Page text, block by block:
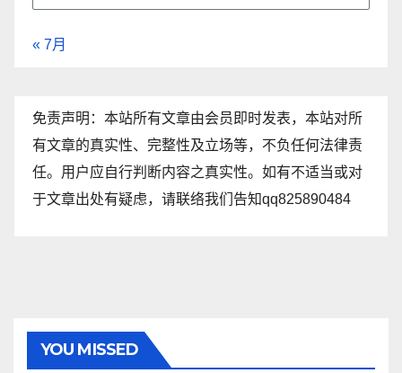
« 7月
免责声明：本站所有文章由会员即时发表，本站对所
有文章的真实性、完整性及立场等，不负任何法律责
任。用户应自行判断内容之真实性。如有不适当或对
于文章出处有疑虑，请联络我们告知qq825890484
YOU MISSED